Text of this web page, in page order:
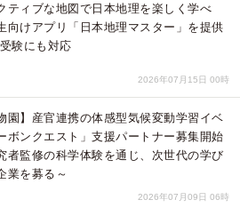
ティブな地図で日本地理を楽しく学べ
向けアプリ「日本地理マスター」を提供
験にも対応
2026年07月15日 00時
園】産官連携の体感型気候変動学習イベ
ボンクエスト」支援パートナー募集開始
者監修の科学体験を通じ、次世代の学び
業を募る～
2026年07月09日 06時